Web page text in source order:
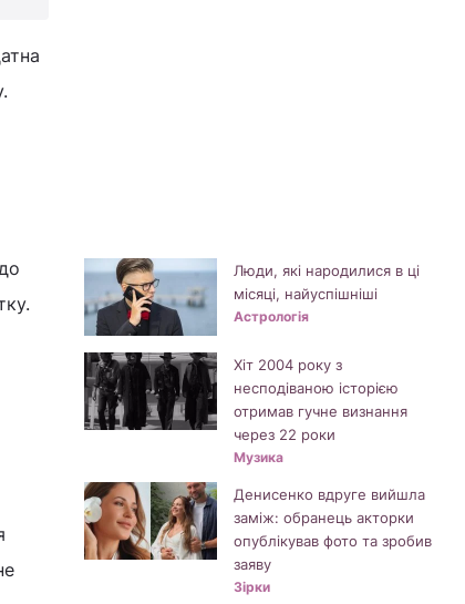
Люди, які народилися в ці
місяці, найуспішніші
Астрологія
Хіт 2004 року з
несподіваною історією
отримав гучне визнання
через 22 роки
Музика
Денисенко вдруге вийшла
заміж: обранець акторки
опублікував фото та зробив
заяву
Зірки